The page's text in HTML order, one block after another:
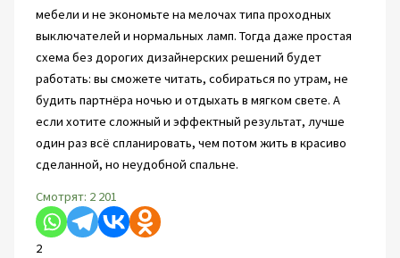
мебели и не экономьте на мелочах типа проходных
выключателей и нормальных ламп. Тогда даже простая
схема без дорогих дизайнерских решений будет
работать: вы сможете читать, собираться по утрам, не
будить партнёра ночью и отдыхать в мягком свете. А
если хотите сложный и эффектный результат, лучше
один раз всё спланировать, чем потом жить в красиво
сделанной, но неудобной спальне.
Смотрят: 2 201
2